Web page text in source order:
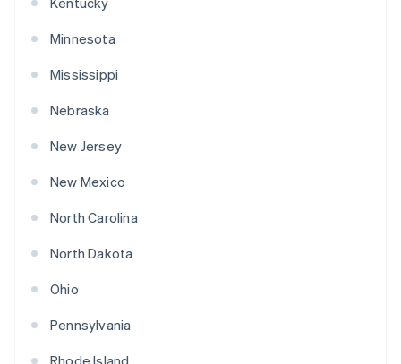
Minnesota
Mississippi
Nebraska
New Jersey
New Mexico
North Carolina
North Dakota
Ohio
Pennsylvania